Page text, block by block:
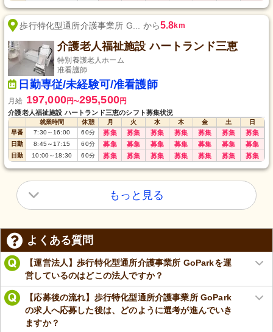
歩行特化型通所介護事業所 G... から5.8km
介護老人福祉施設 ハートランド三恵
特別養護老人ホーム
准看護師
日勤専従/未経験可/准看護師
月給 197,000円〜295,500円
介護老人福祉施設 ハートランド三恵のシフト募集状況
就業時間 休憩 月 火 水 木 金 土
日
早番
7:30～16:00 60分 募集 募集 募集 募集 募集 募集 募集
日勤 8:45 ～17:15 60分 募集 募集 募集 募集 募集 募集 募集
日勤 10:00～18:30 60分 募集 募集 募集 募集 募集 募集 募集
もっと見る
よくある質問
【運営法人】歩行特化型通所介護事業所 GoParkを運
営しているのはどこの法人ですか？
【応募後の流れ】歩行特化型通所介護事業所 GoPark
の求人へ応募した後は、どのように選考が進んでいき
ますか？